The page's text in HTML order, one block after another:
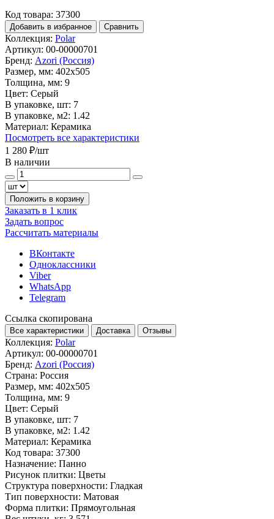
Код товара: 37300
Добавить в избранное Сравнить
Коллекция: Polar
Артикул: 00-00000701
Бренд: Azori (Россия)
Размер, мм: 402x505
Толщина, мм: 9
Цвет: Серый
В упаковке, шт: 7
В упаковке, м2: 1.42
Материал: Керамика
Посмотреть все характеристики
1 280 ₽/шт
В наличии
Положить в корзину
Заказать в 1 клик
Задать вопрос
Рассчитать материалы
ВКонтакте
Одноклассники
Viber
WhatsApp
Telegram
Ссылка скопирована
Все характеристики Доставка Отзывы
Коллекция: Polar
Артикул: 00-00000701
Бренд: Azori (Россия)
Страна: Россия
Размер, мм: 402x505
Толщина, мм: 9
Цвет: Серый
В упаковке, шт: 7
В упаковке, м2: 1.42
Материал: Керамика
Код товара: 37300
Назначение: Панно
Рисунок плитки: Цветы
Структура поверхности: Гладкая
Тип поверхности: Матовая
Форма плитки: Прямоугольная